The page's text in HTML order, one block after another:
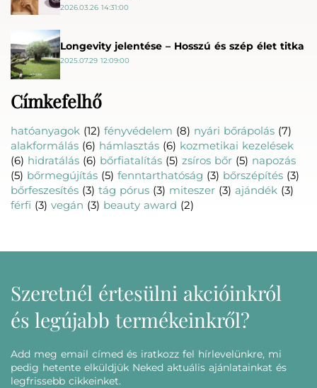
2026.03.26 14:31:00
Longevity jelentése – Hosszú és szép élet titka
2025.07.29 12:09:00
Címkefelhő
hatóanyagok (12) fényvédelem (8) nyári bőrápolás (7)
alakformálás (6) hámlasztás (6) kozmetikai kezelések
(6) hidratálás (6) bőrfiatalítás (5) zsíros bőr (5) napozás
(5) bőrmegújítás (5) fenntarthatóság (3) bőrszépítés (3)
bőrfeszesítés (3) tág pórus (3) miteszer (3) ajándék (3)
férfi (3) vegán (3) beauty award (2)
Szeretnél értesülni akcióinkról
és legújabb termékeinkről?
Add meg email címed és iratkozz fel hírlevelünkre, mi
pedig hetente elküldjük Neked aktuális ajánlatainkat és
legfrissebb cikkeinket.